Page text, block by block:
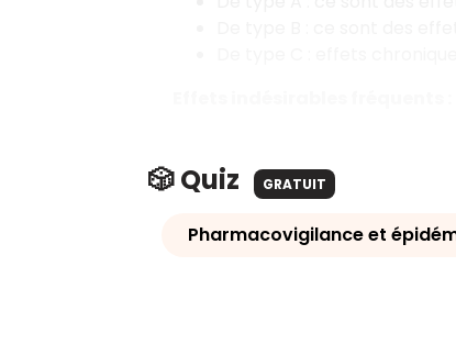
🎲 Quiz GRATUIT
Pharmacovigilance et